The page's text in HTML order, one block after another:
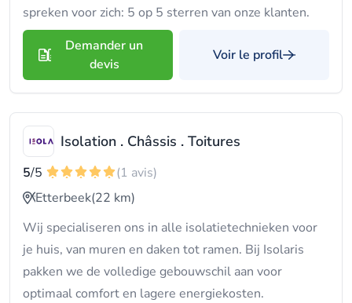
spreken voor zich: 5 op 5 sterren van onze klanten.
Demander un
devis
Voir le profil
Isolation . Châssis . Toitures
5/5
(1 avis)
Etterbeek(22 km)
Wij specialiseren ons in alle isolatietechnieken voor
je huis, van muren en daken tot ramen. Bij Isolaris
pakken we de volledige gebouwschil aan voor
optimaal comfort en lagere energiekosten.